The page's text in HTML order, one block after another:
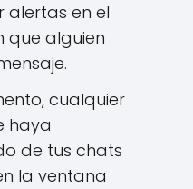
alertas en el
que alguien
cualquier
haya
de tus chats
la ventana